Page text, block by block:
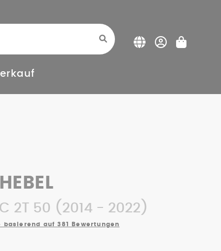
2T 50 (2014 - 2022)
basierend auf 381 Bewertungen